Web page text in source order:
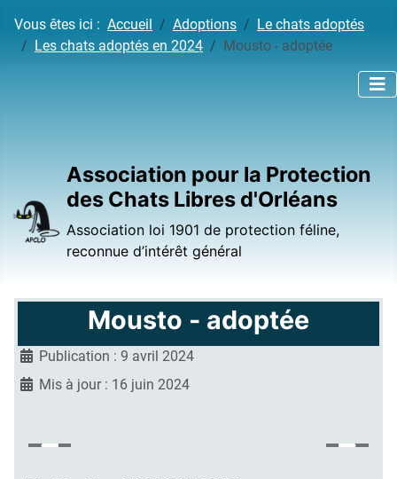
Vous êtes ici : Accueil Adoptions
Le chats adoptés
Les chats adoptés en 2024
Mousto - adoptée
Association pour la Protection
des Chats Libres d'Orléans
Association loi 1901 de protection féline,
reconnue d’intérêt général
Mousto - adoptée
Publication : 9 avril 2024
Mis à jour : 16 juin 2024